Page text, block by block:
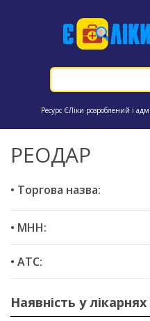
Ресурс ЄЛіки розроблений і
РЕОДАР
• Торгова назва:
• МНН:
• ATC:
Наявність у лікарнях